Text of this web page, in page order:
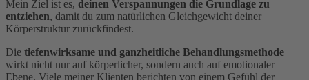
Mein Ziel ist es, deinen Verspannungen die Grundlage zu
entziehen, damit du zum natürlichen Gleichgewicht deiner
Körperstruktur zurückfindest.
Die tiefenwirksame und ganzheitliche Behandlungsmethode
wirkt nicht nur auf körperlicher, sondern auch auf emotionaler
Ebene. Viele meiner Klienten berichten von einem Gefühl der